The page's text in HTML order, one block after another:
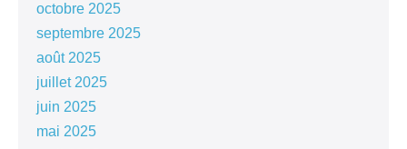
octobre 2025
septembre 2025
août 2025
juillet 2025
juin 2025
mai 2025